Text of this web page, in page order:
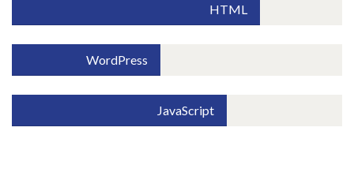
HTML
WordPress
JavaScript